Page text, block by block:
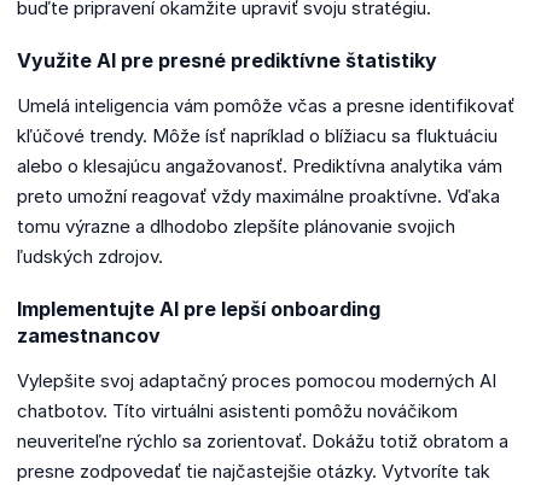
buďte pripravení okamžite upraviť svoju stratégiu.
Využite AI pre presné prediktívne štatistiky
Umelá inteligencia vám pomôže včas a presne identifikovať
kľúčové trendy. Môže ísť napríklad o blížiacu sa fluktuáciu
alebo o klesajúcu angažovanosť. Prediktívna analytika vám
preto umožní reagovať vždy maximálne proaktívne. Vďaka
tomu výrazne a dlhodobo zlepšíte plánovanie svojich
ľudských zdrojov.
Implementujte AI pre lepší onboarding
zamestnancov
Vylepšite svoj adaptačný proces pomocou moderných AI
chatbotov. Títo virtuálni asistenti pomôžu nováčikom
neuveriteľne rýchlo sa zorientovať. Dokážu totiž obratom a
presne zodpovedať tie najčastejšie otázky. Vytvoríte tak